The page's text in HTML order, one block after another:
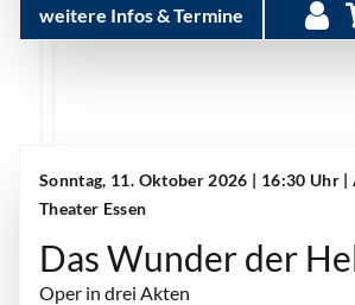
weitere Infos & Termine
Sonntag, 11. Oktober 2026 | 16:30 Uhr |
Theater Essen
Das Wunder der
Oper in drei Akten